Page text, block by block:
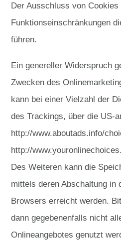
Der Ausschluss von Cookies
Funktionseinschränkungen
führen.
Ein genereller Widerspruch
Zwecken des
kann bei einer Vielzahl der
des Trackings, über die US-
http://www.aboutads.info/
http://
Des Weiteren kann die
mittels deren Abschaltung in
Browsers erreicht werden.
dann gegebenenfalls nicht
Onlineangebotes genutzt